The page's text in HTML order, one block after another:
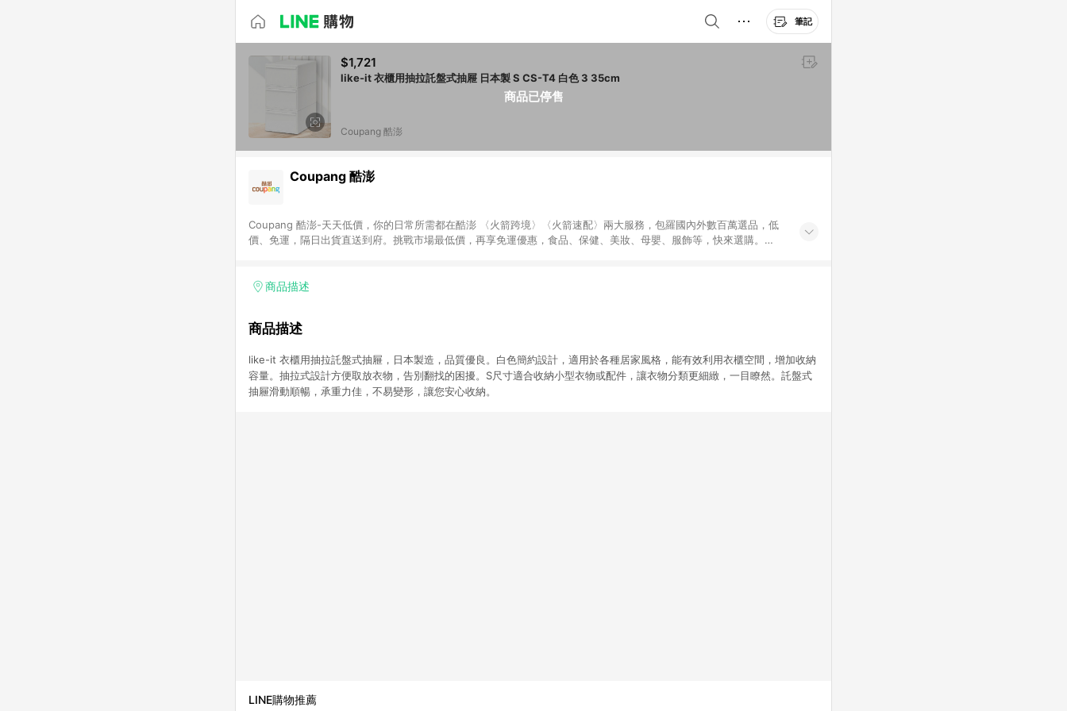
筆記
商品已停售
$1,721
like-it 衣櫃用抽拉託盤式抽屜 日本製 S CS-T4 白色 3 35cm
Coupang 酷澎
Coupang 酷澎
Coupang 酷澎-天天低價，你的日常所需都在酷澎 〈火箭跨境〉〈火箭速配〉兩大服務，包羅國內外數百萬選品，低
價、免運，隔日出貨直送到府。挑戰市場最低價，再享免運優惠，食品、保健、美妝、母嬰、服飾等，快來選購。
商品描述
商品描述
like-it 衣櫃用抽拉託盤式抽屜，日本製造，品質優良。白色簡約設計，適用於各種居家風格，能有效利用衣櫃空間，增加收納
容量。抽拉式設計方便取放衣物，告別翻找的困擾。S尺寸適合收納小型衣物或配件，讓衣物分類更細緻，一目瞭然。託盤式
抽屜滑動順暢，承重力佳，不易變形，讓您安心收納。
LINE購物推薦